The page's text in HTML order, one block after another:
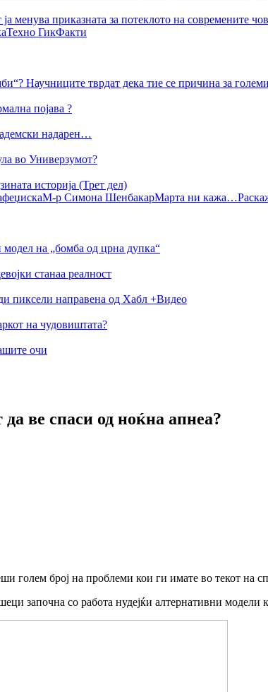
менува приказната за потеклото на современите
Техно ГикФакти
Научниците тврдат дека тие се причина за
појава ?
надарен…
во Универзумот?
историја (Трет дел)
М-р Симона ШенбакарМарта ни кажа…
на „бомба од црна дупка“
станаа реалност
пиксели направена од Хабл +Видео
на чудовиштата?
очи
ве спаси од ноќна апнеа?
голем број на проблеми кои ги имате во текот на
започна со работа нудејќи алтернативни